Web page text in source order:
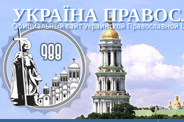
УКРАЇНА
Официальный сайт Украинской Православной